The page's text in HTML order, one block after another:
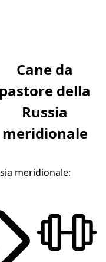
Cane da
pastore della
Russia
meridionale